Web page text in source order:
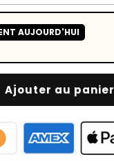
AUJOURD'HUI
Ajouter au panier